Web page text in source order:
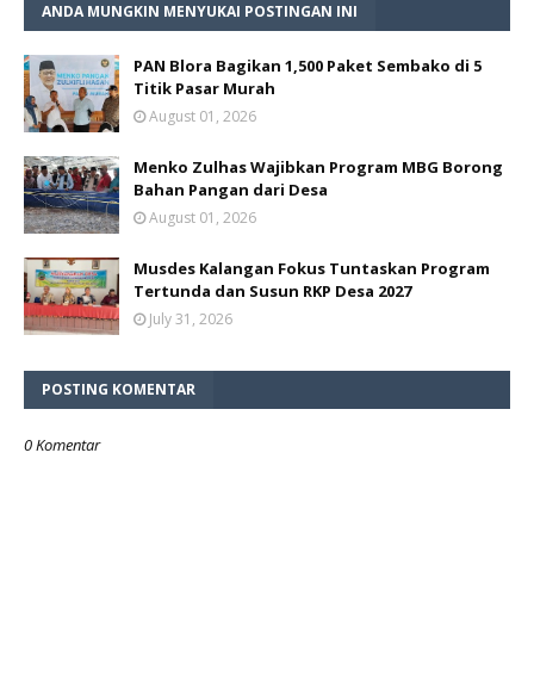
ANDA MUNGKIN MENYUKAI POSTINGAN INI
PAN Blora Bagikan 1,500 Paket Sembako di 5
Titik Pasar Murah
August 01, 2026
Menko Zulhas Wajibkan Program MBG Borong
Bahan Pangan dari Desa
August 01, 2026
Musdes Kalangan Fokus Tuntaskan Program
Tertunda dan Susun RKP Desa 2027
July 31, 2026
POSTING KOMENTAR
0 Komentar